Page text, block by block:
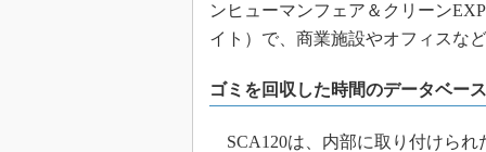
ンヒューマンフェア＆クリーン
イト）で、商業施設やオフィスな
ゴミを回収した時間のデータベー
SCA120は、内部に取り付けられ